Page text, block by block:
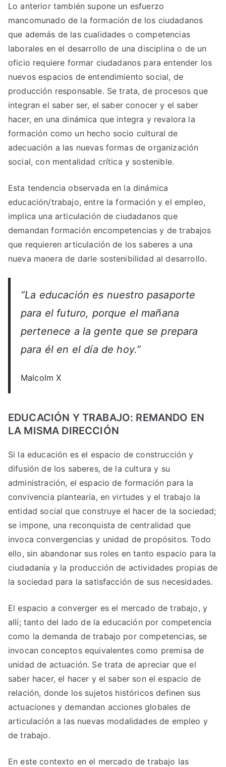
Lo anterior también supone un esfuerzo
mancomunado de la formación de los ciudadanos
que además de las cualidades o competencias
laborales en el desarrollo de una disciplina o de un
oficio requiere formar ciudadanos para entender los
nuevos espacios de entendimiento social, de
producción responsable. Se trata, de procesos que
integran el saber ser, el saber conocer y el saber
hacer, en una dinámica que integra y revalora la
formación como un hecho socio cultural de
adecuación a las nuevas formas de organización
social, con mentalidad crítica y sostenible.
Esta tendencia observada en la dinámica
educación/trabajo, entre la formación y el empleo,
implica una articulación de ciudadanos que
demandan formación encompetencias y de trabajos
que requieren articulación de los saberes a una
nueva manera de darle sostenibilidad al desarrollo.
“La educación es nuestro pasaporte
para el futuro, porque el mañana
pertenece a la gente que se prepara
para él en el día de hoy.”
Malcolm X
EDUCACIÓN Y TRABAJO: REMANDO EN
LA MISMA DIRECCIÓN
Si la educación es el espacio de construcción y
difusión de los saberes, de la cultura y su
administración, el espacio de formación para la
convivencia plantearía, en virtudes y el trabajo la
entidad social que construye el hacer de la sociedad;
se impone, una reconquista de centralidad que
invoca convergencias y unidad de propósitos. Todo
ello, sin abandonar sus roles en tanto espacio para la
ciudadanía y la producción de actividades propias de
la sociedad para la satisfacción de sus necesidades.
El espacio a converger es el mercado de trabajo, y
allí; tanto del lado de la educación por competencia
como la demanda de trabajo por competencias, se
invocan conceptos equivalentes como premisa de
unidad de actuación. Se trata de apreciar que el
saber hacer, el hacer y el saber son el espacio de
relación, donde los sujetos históricos definen sus
actuaciones y demandan acciones globales de
articulación a las nuevas modalidades de empleo y
de trabajo.
En este contexto en el mercado de trabajo las